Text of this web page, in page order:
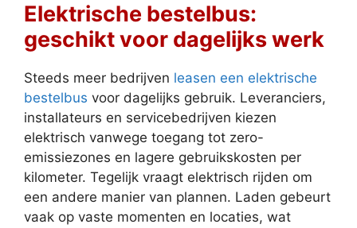
Elektrische bestelbus:
geschikt voor dagelijks werk
Steeds meer bedrijven leasen een elektrische
bestelbus voor dagelijks gebruik. Leveranciers,
installateurs en servicebedrijven kiezen
elektrisch vanwege toegang tot zero-
emissiezones en lagere gebruikskosten per
kilometer. Tegelijk vraagt elektrisch rijden om
een andere manier van plannen. Laden gebeurt
vaak op vaste momenten en locaties, wat